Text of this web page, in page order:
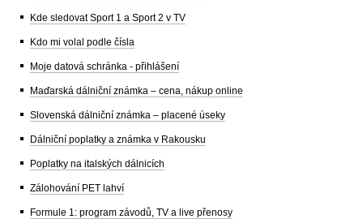
Kde sledovat Sport 1 a Sport 2 v TV
Kdo mi volal podle čísla
Moje datová schránka - přihlášení
Maďarská dálniční známka – cena, nákup online
Slovenská dálniční známka – placené úseky
Dálniční poplatky a známka v Rakousku
Poplatky na italských dálnicích
Zálohování PET lahví
Formule 1: program závodů, TV a live přenosy